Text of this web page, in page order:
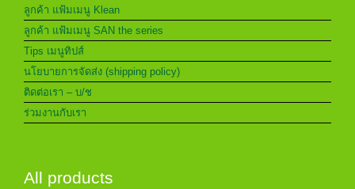
ลูกค้า แฟ้มเมนู Klean
ลูกค้า แฟ้มเมนู SAN the series
Tips เมนูทิปส์
นโยบายการจัดส่ง (shipping policy)
ติดต่อเรา – บ/ช
ร่วมงานกับเรา
All products